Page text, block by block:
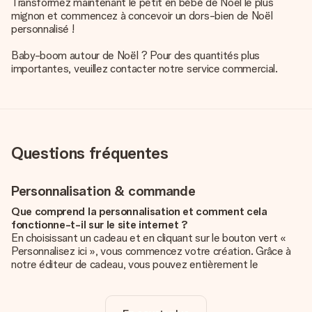
mignon et commencez à concevoir un dors-bien de Noël
personnalisé !
Baby-boom autour de Noël ? Pour des quantités plus
importantes, veuillez contacter notre service commercial.
Questions fréquentes
Personnalisation & commande
Que comprend la personnalisation et comment cela
fonctionne-t-il sur le site internet ?
En choisissant un cadeau et en cliquant sur le bouton vert «
Personnalisez ici », vous commencez votre création. Grâce à
notre éditeur de cadeau, vous pouvez entièrement le
unique pour ajouter une touche finale à votre cadeau.